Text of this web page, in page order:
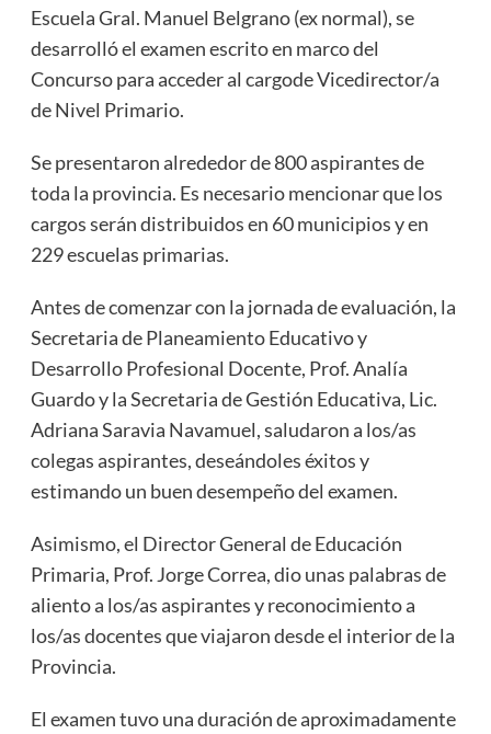
Escuela Gral. Manuel Belgrano (ex normal), se
desarrolló el examen escrito en marco del
Concurso para acceder al cargode Vicedirector/a
de Nivel Primario.
Se presentaron alrededor de 800 aspirantes de
toda la provincia. Es necesario mencionar que los
cargos serán distribuidos en 60 municipios y en
229 escuelas primarias.
Antes de comenzar con la jornada de evaluación, la
Secretaria de Planeamiento Educativo y
Desarrollo Profesional Docente, Prof. Analía
Guardo y la Secretaria de Gestión Educativa, Lic.
Adriana Saravia Navamuel, saludaron a los/as
colegas aspirantes, deseándoles éxitos y
estimando un buen desempeño del examen.
Asimismo, el Director General de Educación
Primaria, Prof. Jorge Correa, dio unas palabras de
aliento a los/as aspirantes y reconocimiento a
los/as docentes que viajaron desde el interior de la
Provincia.
El examen tuvo una duración de aproximadamente